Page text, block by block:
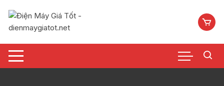
nội